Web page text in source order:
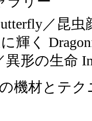
／昆虫
輝く
異形の生命
機材とテク